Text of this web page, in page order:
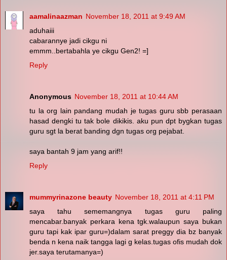
aamalinaazman November 18, 2011 at 9:49 AM
aduhaiii
cabarannye jadi cikgu ni
emmm..bertabahla ye cikgu Gen2! =]
Reply
Anonymous November 18, 2011 at 10:44 AM
tu la org lain pandang mudah je tugas guru sbb perasaan
hasad dengki tu tak bole dikikis. aku pun dpt bygkan tugas
guru sgt la berat banding dgn tugas org pejabat.
saya bantah 9 jam yang arif!!
Reply
mummyrinazone beauty November 18, 2011 at 4:11 PM
saya tahu sememangnya tugas guru paling
mencabar.banyak perkara kena tgk.walaupun saya bukan
guru tapi kak ipar guru=)dalam sarat preggy dia bz banyak
benda n kena naik tangga lagi g kelas.tugas ofis mudah dok
jer.saya terutamanya=)